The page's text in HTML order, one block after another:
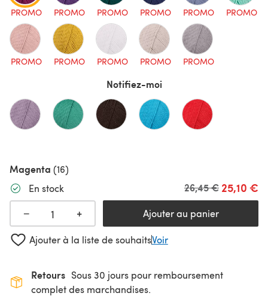
PROMO PROMO PROMO PROMO PROMO PROMO
PROMO PROMO PROMO PROMO PROMO
Notifiez-moi
Magenta (16)
En stock
25,10 €
Ancien prix
26,45 €
− + Ajouter au panier
Ajouter à la liste de souhaitsVoir
Retours Sous 30 jours pour remboursement
complet des marchandises.